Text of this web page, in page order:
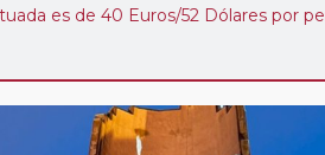
es de 40 Euros/52 Dólares por
del año, ofrece a los pasajeros
en "Mi viaje") o los que estén